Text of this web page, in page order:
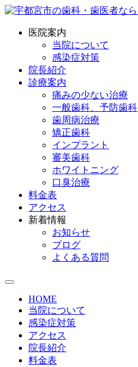
医院案内
当院について
感染症対策
院長紹介
診療案内
痛みの少ない治療
一般歯科、予防歯科
歯周病治療
矯正歯科
インプラント
審美歯科
ホワイトニング
口臭治療
料金表
アクセス
新着情報
お知らせ
ブログ
よくある質問
HOME
当院について
感染症対策
アクセス
院長紹介
料金表